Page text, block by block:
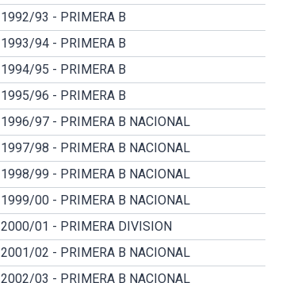
1992/93 - PRIMERA B
1993/94 - PRIMERA B
1994/95 - PRIMERA B
1995/96 - PRIMERA B
1996/97 - PRIMERA B NACIONAL
1997/98 - PRIMERA B NACIONAL
1998/99 - PRIMERA B NACIONAL
1999/00 - PRIMERA B NACIONAL
2000/01 - PRIMERA DIVISION
2001/02 - PRIMERA B NACIONAL
2002/03 - PRIMERA B NACIONAL